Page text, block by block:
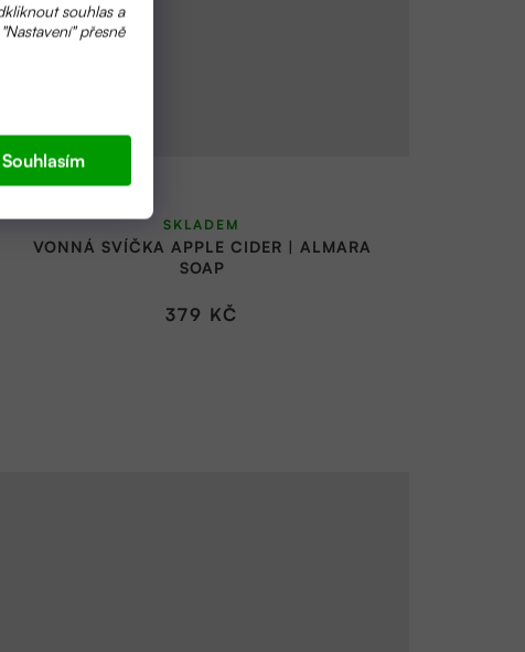
souhlas a
přesně
Souhlasím
VONNÁ SVÍČKA APPLE CIDER | ALMARA
SOAP
SKLADEM
379 KČ